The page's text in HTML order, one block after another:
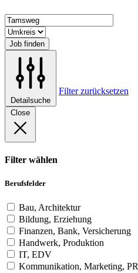
Job finden
Detailsuche
Filter zurücksetzen
Close
Filter wählen
Berufsfelder
Bau, Architektur
Bildung, Erziehung
Finanzen, Bank, Versicherung
Handwerk, Produktion
IT, EDV
Kommunikation, Marketing, PR